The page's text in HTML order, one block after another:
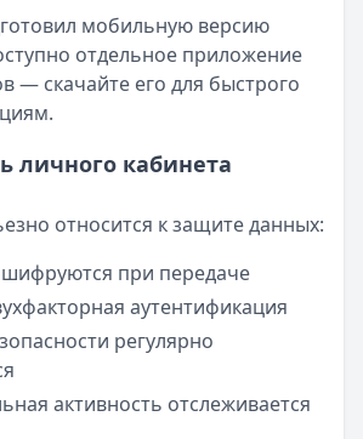
мобильную версию
отдельное приложение
— скачайте его для быстрого
личного кабинета
относится к защите данных:
при передаче
аутентификация
регулярно
активность отслеживается